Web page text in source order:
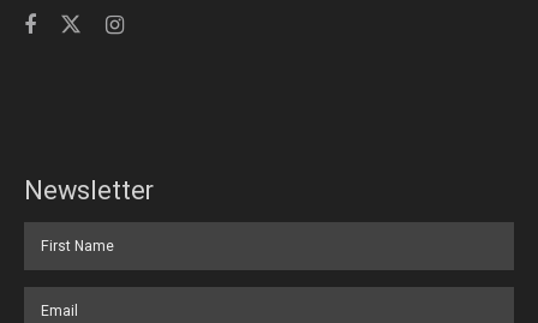
Newsletter